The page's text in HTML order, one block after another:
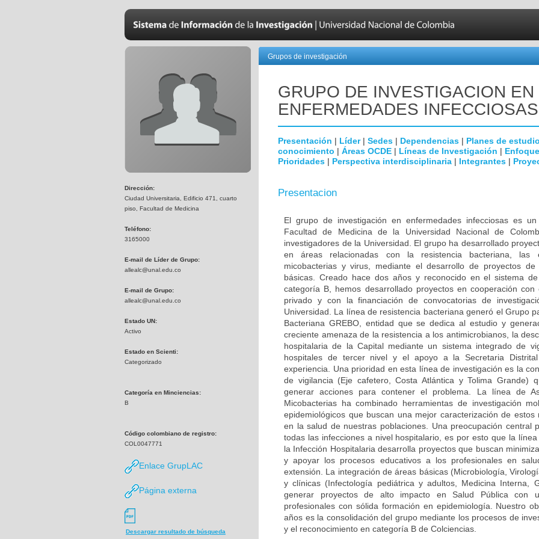
Dirección:
Ciudad Universitaria, Edificio 471, cuarto
piso, Facultad de Medicina
Teléfono:
3165000
E-mail de Líder de Grupo:
allealc@unal.edu.co
E-mail de Grupo:
allealc@unal.edu.co
Estado UN:
Activo
Estado en Scienti:
Categorizado
Categoría en Minciencias:
B
Código colombiano de registro:
COL0047771
Enlace GrupLAC
Página externa
Descargar resultado de búsqueda
Grupos de investigación
GRUPO DE INVESTIGACION EN
ENFERMEDADES INFECCIOSAS
Presentación | Líder| Sedes | Dependencias | Planes de
conocimiento | Áreas OCDE | Líneas de Investigación |
Prioridades | Perspectiva interdisciplinaria | Integrantes |
Presentacion
El grupo de investigación en enfermedades infecciosas es
Facultad de Medicina de la Universidad Nacional de
investigadores de la Universidad. El grupo ha desarrollado
en áreas relacionadas con la resistencia bacteriana, las
micobacterias y virus, mediante el desarrollo de proyectos
básicas. Creado hace dos años y reconocido en el sistema
categoría B, hemos desarrollado proyectos en cooperación
privado y con la financiación de convocatorias de
Universidad. La línea de resistencia bacteriana generó el Grupo
Bacteriana GREBO, entidad que se dedica al estudio y
creciente amenaza de la resistencia a los antimicrobianos, la
hospitalaria de la Capital mediante un sistema integrado de
hospitales de tercer nivel y el apoyo a la Secretaria
experiencia. Una prioridad en esta línea de investigación es la
de vigilancia (Eje cafetero, Costa Atlántica y Tolima Grande)
generar acciones para contener el problema. La línea de
Micobacterias ha combinado herramientas de investigación
epidemiológicos que buscan una mejor caracterización de
en la salud de nuestras poblaciones. Una preocupación central
todas las infecciones a nivel hospitalario, es por esto que la
la Infección Hospitalaria desarrolla proyectos que buscan
y apoyar los procesos educativos a los profesionales en
extensión. La integración de áreas básicas (Microbiología,
y clínicas (Infectología pediátrica y adultos, Medicina Interna,
generar proyectos de alto impacto en Salud Pública con
profesionales con sólida formación en epidemiología. Nuestro
años es la consolidación del grupo mediante los procesos de
y el reconocimiento en categoría B de Colciencias.